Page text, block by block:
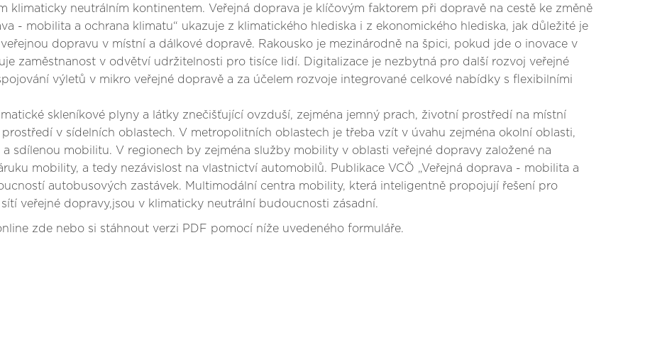
klimaticky neutrálním kontinentem. Veřejná doprava je klíčovým faktorem při dopravě na cestě ke změně
- mobilita a ochrana klimatu“ ukazuje z klimatického hlediska i z ekonomického hlediska, jak důležité je
dopravu v místní a dálkové dopravě. Rakousko je mezinárodně na špici, pokud jde o inovace v
zaměstnanost v odvětví udržitelnosti pro tisíce lidí. Digitalizace je nezbytná pro další rozvoj veřejné
výletů v mikro veřejné dopravě a za účelem rozvoje integrované celkové nabídky s flexibilními
skleníkové plyny a látky znečišťující ovzduší, zejména jemný prach, životní prostředí na místní
v sídelních oblastech. V metropolitních oblastech je třeba vzít v úvahu zejména okolní oblasti,
sdílenou mobilitu. V regionech by zejména služby mobility v oblasti veřejné dopravy založené na
mobility, a tedy nezávislost na vlastnictví automobilů. Publikace VCÖ „Veřejná doprava - mobilita a
autobusových zastávek. Multimodální centra mobility, která inteligentně propojují řešení pro
veřejné dopravy,jsou v klimaticky neutrální budoucnosti zásadní.
zde nebo si stáhnout verzi PDF pomocí níže uvedeného formuláře.